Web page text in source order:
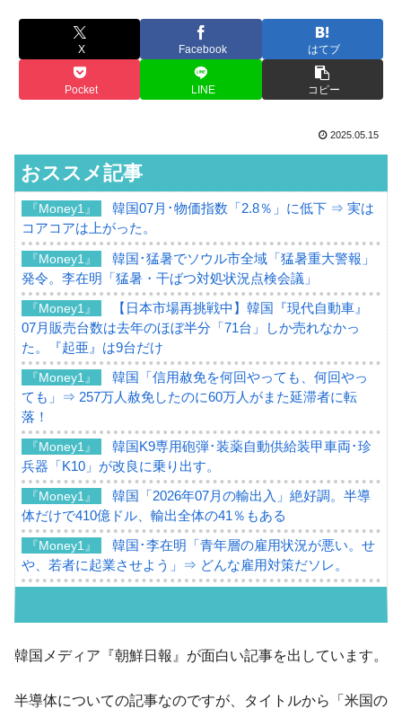
X Facebook はてブ
Pocket LINE コピー
2025.05.15
おススメ記事
『Money1』
韓国07月･物価指数「2.8％」に低下 ⇒ 実は
コアコアは上がった。
『Money1』
韓国･猛暑でソウル市全域「猛暑重大警報」
発令。李在明「猛暑・干ばつ対処状況点検会議」
『Money1』
【日本市場再挑戦中】韓国『現代自動車』
07月販売台数は去年のほぼ半分「71台」しか売れなかっ
た。『起亜』は9台だけ
『Money1』
韓国「信用赦免を何回やっても、何回やっ
ても」⇒ 257万人赦免したのに60万人がまた延滞者に転
落！
『Money1』
韓国K9専用砲弾･装薬自動供給装甲車両･珍
兵器「K10」が改良に乗り出す。
『Money1』
韓国「2026年07月の輸出入」絶好調。半導
体だけで410億ドル、輸出全体の41％もある
『Money1』
韓国･李在明「青年層の雇用状況が悪い。せ
や、若者に起業させよう」⇒ どんな雇用対策だソレ。
韓国「ここは北朝鮮なのか。選管がサーバ
ーにウソのデータを入力したのは明白だ」
『Money1』
韓国･李在明さっそく不動産対策で浅薄な発
韓国メディア『朝鮮日報』が面白い記事を出しています。
半導体についての記事なのですが、タイトルから「米国の